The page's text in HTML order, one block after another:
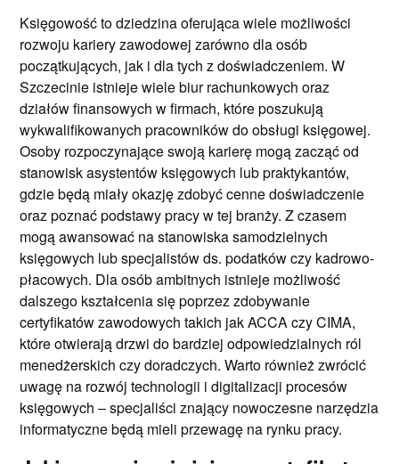
Księgowość to dziedzina oferująca wiele możliwości
rozwoju kariery zawodowej zarówno dla osób
początkujących, jak i dla tych z doświadczeniem. W
Szczecinie istnieje wiele biur rachunkowych oraz
działów finansowych w firmach, które poszukują
wykwalifikowanych pracowników do obsługi księgowej.
Osoby rozpoczynające swoją karierę mogą zacząć od
stanowisk asystentów księgowych lub praktykantów,
gdzie będą miały okazję zdobyć cenne doświadczenie
oraz poznać podstawy pracy w tej branży. Z czasem
mogą awansować na stanowiska samodzielnych
księgowych lub specjalistów ds. podatków czy kadrowo-
płacowych. Dla osób ambitnych istnieje możliwość
dalszego kształcenia się poprzez zdobywanie
certyfikatów zawodowych takich jak ACCA czy CIMA,
które otwierają drzwi do bardziej odpowiedzialnych ról
menedżerskich czy doradczych. Warto również zwrócić
uwagę na rozwój technologii i digitalizacji procesów
księgowych – specjaliści znający nowoczesne narzędzia
informatyczne będą mieli przewagę na rynku pracy.